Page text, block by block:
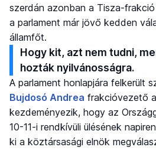
szerdán azonban a Tisza-
a parlament már jövő kedden
államfőt.
Hogy kit, azt nem tudni,
hozták nyilvánosságra.
A parlament honlapjára felkerült
Bujdosó Andrea frakcióvezető
kezdeményezik, hogy az
10-11-i rendkívüli ülésének
ki a köztársasági elnök